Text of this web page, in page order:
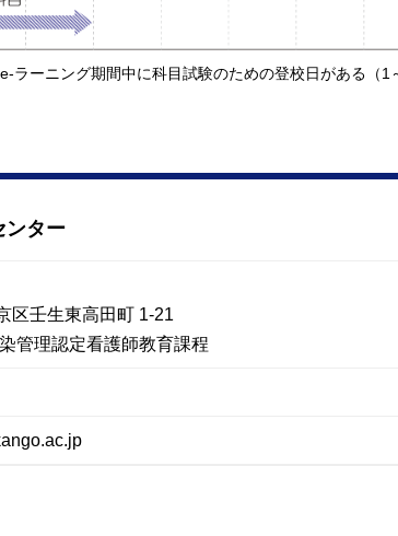
ーニング期間中に科目試験のための登校日がある（1
ンター
区壬生東高田町 1-21
管理認定看護師教育課程